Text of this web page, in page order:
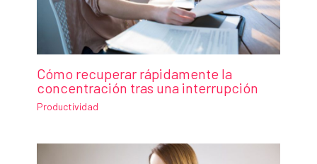
Cómo recuperar rápidamente la
concentración tras una interrupción
Productividad